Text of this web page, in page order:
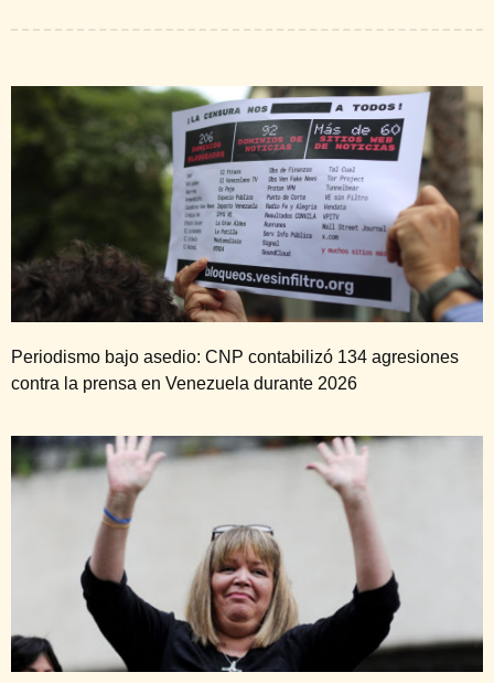
Periodismo bajo asedio: CNP contabilizó 134 agresiones
contra la prensa en Venezuela durante 2026